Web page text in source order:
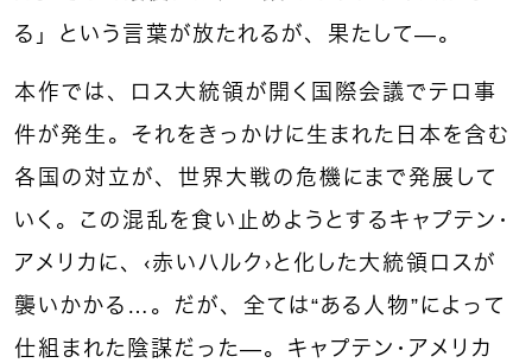
る」という言葉が放たれるが、果たして—。
本作では、ロス大統領が開く国際会議でテロ事
件が発生。それをきっかけに生まれた日本を含む
各国の対立が、世界大戦の危機にまで発展して
いく。この混乱を食い止めようとするキャプテン・
アメリカに、〈赤いハルク〉と化した大統領ロスが
襲いかかる…。だが、全ては“ある人物”によって
仕組まれた陰謀だった—。キャプテン・アメリカ